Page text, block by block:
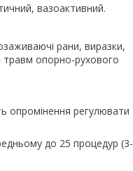
вазоактивний.
рани, виразки,
травм опорно-рухового
опромінення регулювати
до 25 процедур (3-